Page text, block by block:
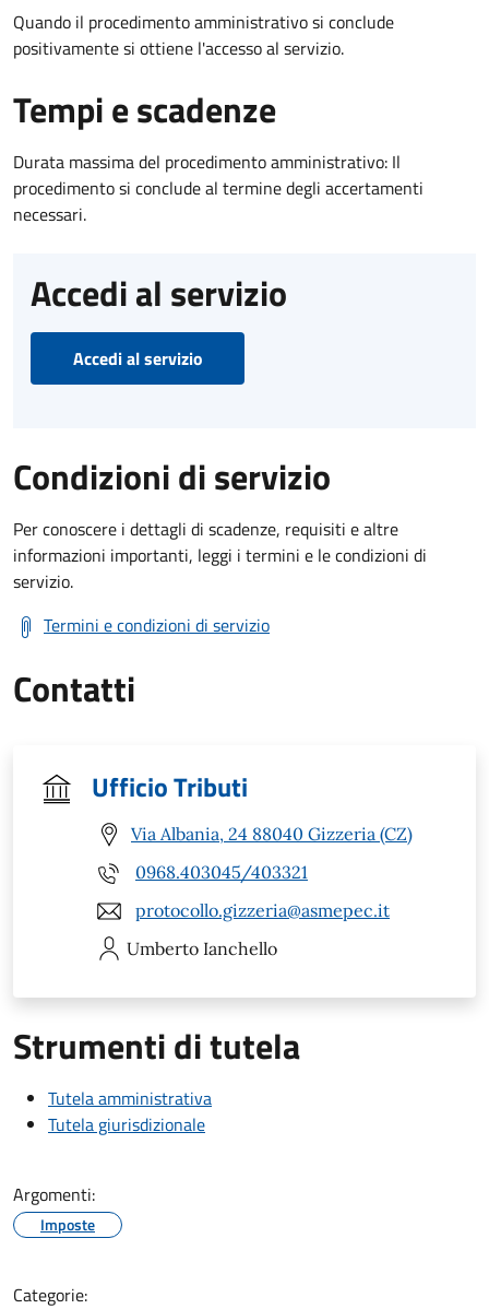
Quando il procedimento amministrativo si conclude
positivamente si ottiene l'accesso al servizio.
Tempi e scadenze
Durata massima del procedimento amministrativo: Il
procedimento si conclude al termine degli accertamenti
necessari.
Accedi al servizio
Accedi al servizio
Condizioni di servizio
Per conoscere i dettagli di scadenze, requisiti e altre
informazioni importanti, leggi i termini e le condizioni di
servizio.
Termini e condizioni di servizio
Contatti
Ufficio Tributi
Via Albania, 24 88040 Gizzeria (CZ)
0968.403045/403321
protocollo.gizzeria@asmepec.it
Umberto Ianchello
Strumenti di tutela
Tutela amministrativa
Tutela giurisdizionale
Argomenti:
Imposte
Categorie: